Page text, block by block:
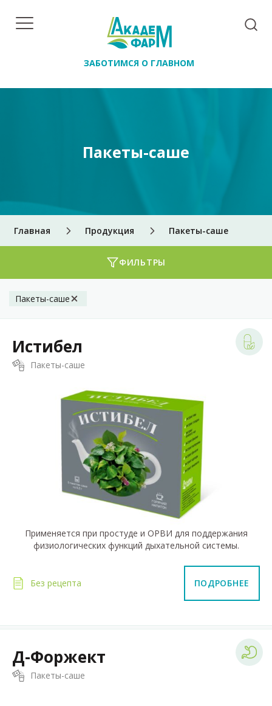
ЗАБОТИМСЯ О ГЛАВНОМ
Главная Продукция Пакеты-саше
Пакеты-саше
ФИЛЬТРЫ
Пакеты-саше
Истибел
Пакеты-саше
Применяется при простуде и ОРВИ для поддержания
физиологических функций дыхательной системы.
Без рецепта ПОДРОБНЕЕ
Д-Форжект
Пакеты-саше